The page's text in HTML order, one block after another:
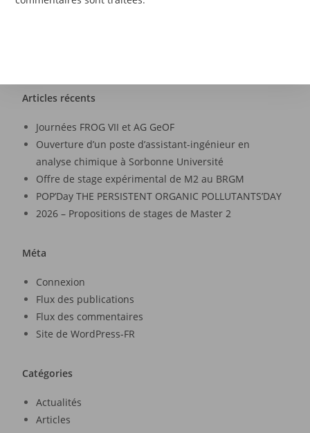
Articles récents
Journées FROG VII et AG GeOF
Ouverture d’un poste d’assistant-ingénieur en
analyse chimique à Sorbonne Université
Offre de stage expérimental de M2 au BRGM
POP’Day THE PERSISTENT ORGANIC POLLUTANTS’DAY
2026 – Propositions de stages de Master 2
Méta
Connexion
Flux des publications
Flux des commentaires
Site de WordPress-FR
Catégories
Actualités
Articles